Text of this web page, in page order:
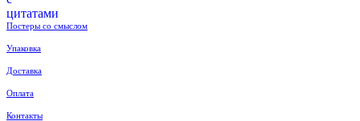
Постеры со смыслом
Упаковка
Доставка
Оплата
Контакты